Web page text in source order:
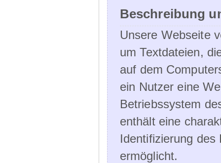
Beschreibung
Unsere Webseite
um Textdateien,
auf dem
ein Nutzer eine
Betriebssystem
enthält eine
Identifizierung
ermöglicht.